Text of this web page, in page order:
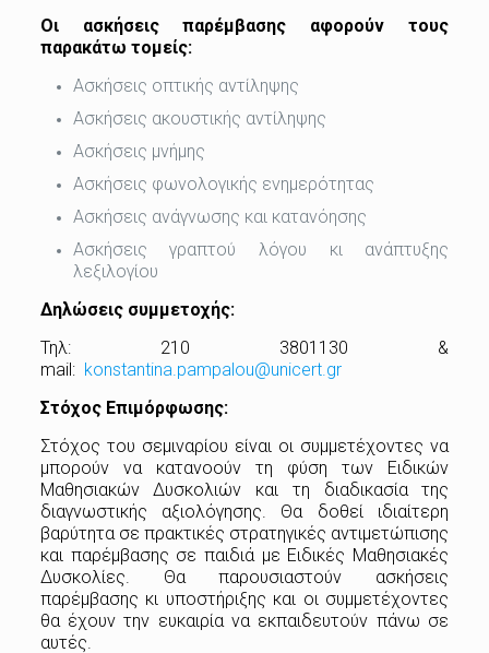
Οι ασκήσεις παρέμβασης αφορούν τους
παρακάτω τομείς:
Ασκήσεις οπτικής αντίληψης
Ασκήσεις ακουστικής αντίληψης
Ασκήσεις μνήμης
Ασκήσεις φωνολογικής ενημερότητας
Ασκήσεις ανάγνωσης και κατανόησης
Ασκήσεις γραπτού λόγου κι ανάπτυξης
λεξιλογίου
Δηλώσεις συμμετοχής:
Τηλ: 210 3801130 &
mail: konstantina.pampalou@unicert.gr
Στόχος Επιμόρφωσης:
Στόχος του σεμιναρίου είναι οι συμμετέχοντες να
μπορούν να κατανοούν τη φύση των Ειδικών
Μαθησιακών Δυσκολιών και τη διαδικασία της
διαγνωστικής αξιολόγησης. Θα δοθεί ιδιαίτερη
βαρύτητα σε πρακτικές στρατηγικές αντιμετώπισης
και παρέμβασης σε παιδιά με Ειδικές Μαθησιακές
Δυσκολίες. Θα παρουσιαστούν ασκήσεις
παρέμβασης κι υποστήριξης και οι συμμετέχοντες
θα έχουν την ευκαιρία να εκπαιδευτούν πάνω σε
αυτές.